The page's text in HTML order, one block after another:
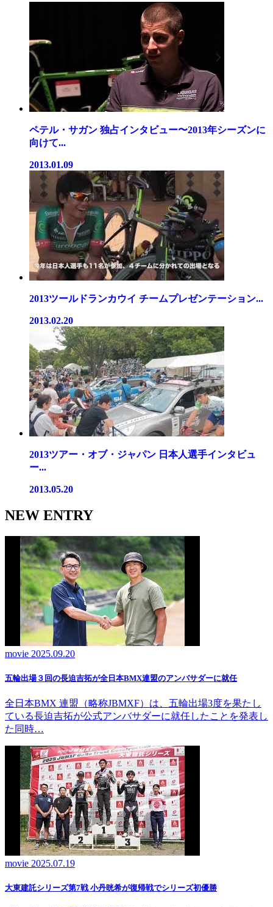
ペテル・サガン 独占インタビュー〜2013年シーズンに
向けて...
2013.01.09
2013ツールドランカウイ チームプレゼンテーション...
2013.02.20
2013ツアー・オブ・ジャパン 日本人選手インタビュ
ー...
2013.05.20
NEW ENTRY
movie 2025.09.20
五輪出場３回の長迫吉拓が全日本BMX連盟のアンバサダーに就任
全日本BMX 連盟（略称JBMXF）は、五輪出場3度を果たし
ている長迫吉拓が公式アンバサダーに就任したことを発表し
た同時…
movie 2025.07.19
大東建託シリーズ第7戦 ⼩丹晄希が復帰戦でシリーズ初優勝